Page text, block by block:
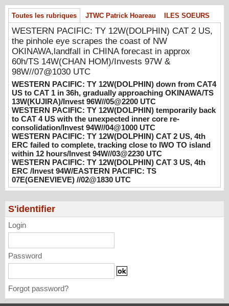
WESTERN PACIFIC: TY 12W(DOLPHIN)
down from CAT4 US to CAT 1 in 36h,
gradually approaching OKINAWA/TS
13W(KUJIRA)/Invest 96W//05@2200 UTC
08/06/2026 -PATRICK HOAREAU
WESTERN PACIFIC: TY 12W(DOLPHIN)
temporarily back to CAT 4 US with the
unexpected inner core re-
consolidation/Invest 94W//04@1000 UTC
08/04/2026 -PATRICK HOAREAU
WESTERN PACIFIC: TY 12W(DOLPHIN)
CAT 2 US, 4th ERC failed to complete,
tracking close to IWO TO island within 12
hours/Invest 94W//03@2230 UTC
08/04/2026 -PATRICK HOAREAU
WESTERN PACIFIC: TY 12W(DOLPHIN)
CAT 3 US, 4th ERC /Invest 94W/EASTERN
PACIFIC: TS 07E(GENEVIEVE) //02@1830
UTC
08/02/2026
Toutes les rubriques JTWC Patrick Hoareau ILES SOEURS
WESTERN PACIFIC: TY 12W(DOLPHIN) CAT 2 US,
the pinhole eye scrapes the coast of NW
OKINAWA,landfall in CHINA forecast in approx
60h/TS 14W(CHAN HOM)/Invests 97W &
98W//07@1030 UTC
WESTERN PACIFIC: TY 12W(DOLPHIN) down from CAT4
US to CAT 1 in 36h, gradually approaching OKINAWA/TS
13W(KUJIRA)/Invest 96W//05@2200 UTC
WESTERN PACIFIC: TY 12W(DOLPHIN) temporarily back
to CAT 4 US with the unexpected inner core re-
consolidation/Invest 94W//04@1000 UTC
WESTERN PACIFIC: TY 12W(DOLPHIN) CAT 2 US, 4th
ERC failed to complete, tracking close to IWO TO island
within 12 hours/Invest 94W//03@2230 UTC
WESTERN PACIFIC: TY 12W(DOLPHIN) CAT 3 US, 4th
ERC /Invest 94W/EASTERN PACIFIC: TS
07E(GENEVIEVE) //02@1830 UTC
S'identifier
Login
Password
Forgot password?